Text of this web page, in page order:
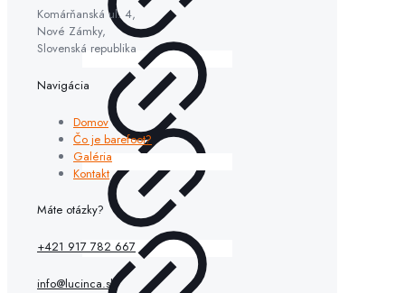
Komárňanská ul. 4,
Nové Zámky,
Slovenská republika
Navigácia
Domov
Čo je barefoot?
Galéria
Kontakt
Máte otázky?
+421 917 782 667
info@lucinca.sk